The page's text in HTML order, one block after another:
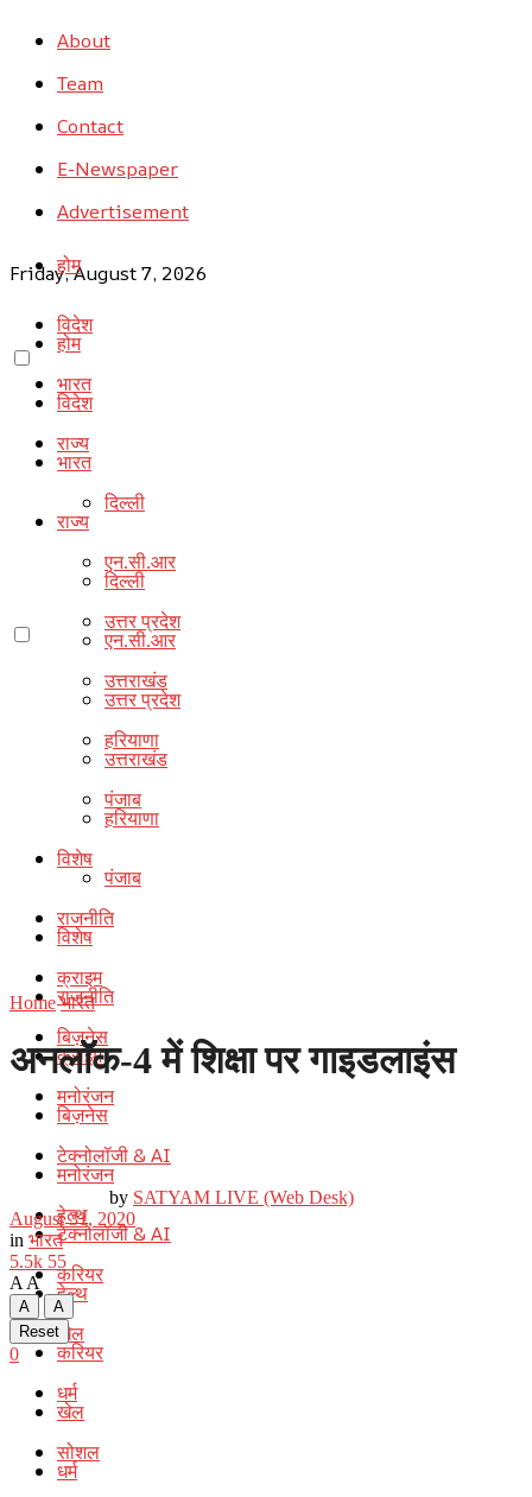
About
Team
Contact
E-Newspaper
Advertisement
Friday, August 7, 2026
होम
विदेश
भारत
राज्य
दिल्ली
एन.सी.आर
उत्तर प्रदेश
उत्तराखंड
हरियाणा
पंजाब
विशेष
राजनीति
क्राइम
बिज़नेस
मनोरंजन
टेक्नोलॉजी & AI
हेल्थ
करियर
खेल
धर्म
सोशल
होम
विदेश
भारत
राज्य
दिल्ली
एन.सी.आर
उत्तर प्रदेश
उत्तराखंड
हरियाणा
पंजाब
विशेष
राजनीति
क्राइम
बिज़नेस
मनोरंजन
टेक्नोलॉजी & AI
हेल्थ
करियर
खेल
धर्म
Home भारत
अनलाॅॅॅॅक-4 में शिक्षा पर गाइडलाइंस
by SATYAM LIVE (Web Desk)
August 31, 2020
in भारत
5.5k 55
A A
A
A
Reset
0